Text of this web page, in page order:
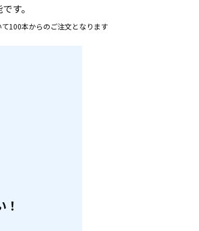
す。
100本からのご注文となります